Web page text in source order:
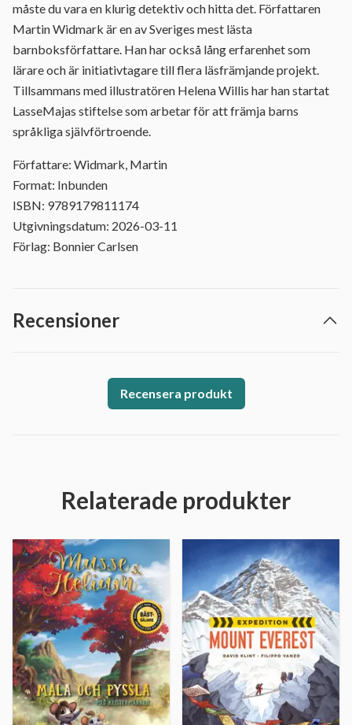
måste du vara en klurig detektiv och hitta det. Författaren
Martin Widmark är en av Sveriges mest lästa
barnboksförfattare. Han har också lång erfarenhet som
lärare och är initiativtagare till flera läsfrämjande projekt.
Tillsammans med illustratören Helena Willis har han startat
LasseMajas stiftelse som arbetar för att främja barns
språkliga självförtroende.
Författare: Widmark, Martin
Format: Inbunden
ISBN: 9789179811174
Utgivningsdatum: 2026-03-11
Förlag: Bonnier Carlsen
Recensioner
Recensera produkt
Relaterade produkter